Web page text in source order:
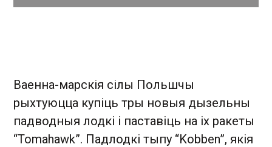
Ваенна-марскія сілы Польшчы
рыхтуюцца купіць тры новыя дызельны
падводныя лодкі і паставіць на іх ракеты
“Tomahawk”. Падлодкі тыпу “Kobben”, якія